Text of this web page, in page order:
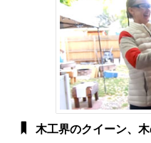
木工界のクイーン、